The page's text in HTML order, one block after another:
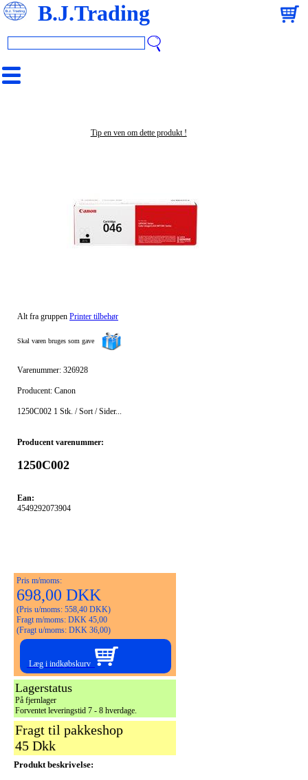
B.J.Trading
Tip en ven om dette produkt !
Alt fra gruppen Printer tilbehør
Skal varen bruges som gave
Varenummer: 326928
Producent: Canon
1250C002 1 Stk. / Sort / Sider...
Producent varenummer:
1250C002
Ean:
4549292073904
Pris m/moms:
698,00 DKK
(Pris u/moms: 558,40 DKK)
Fragt m/moms: DKK 45,00
(Fragt u/moms: DKK 36,00)
Læg i indkøbskurv
Lagerstatus
På fjernlager
Forventet leveringstid 7 - 8 hverdage.
Fragt til pakkeshop
45 Dkk
Produkt beskrivelse: